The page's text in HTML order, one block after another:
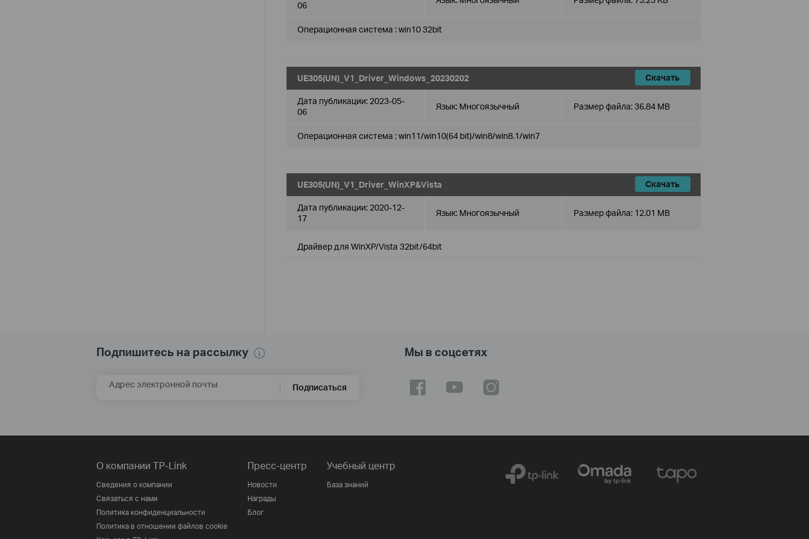
06
Операционная система : win10 32bit
UE305(UN)_V1_Driver_Windows_20230202 Скачать
Дата публикации: 2023-05-
06
Язык: Многоязычный Размер файла:36.84 MB
Операционная система : win11/win10(64 bit)/win8/win8.1/win7
UE305(UN)_V1_Driver_WinXP&Vista Скачать
Дата публикации: 2020-12-
17
Язык: Многоязычный Размер файла: 12.01 MB
Драйвер для WinXP/Vista 32bit/64bit
Подпишитесь на рассылку
Адрес электронной почты Подписаться
Мы в соцсетях
О компании TP-Link
Сведения о компании
Связаться с нами
Политика конфиденциальности
Политика в отношении файлов cookie
Пресс-центр
Новости
Награды
Блог
Учебный центр
База знаний